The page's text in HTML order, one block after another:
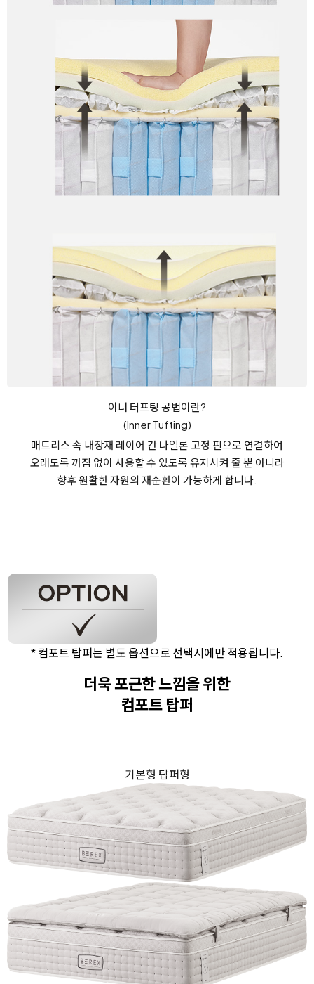
이너 터프팅 공법이란?
(Inner Tufting)
매트리스 속 내장재 레이어 간 나일론 고정 핀으로 연결하여
오래도록 꺼짐 없이 사용할 수 있도록 유지시켜 줄 뿐 아니라
향후 원활한 자원의 재순환이 가능하게 합니다.
* 컴포트 탑퍼는 별도 옵션으로 선택시에만 적용됩니다.
더욱 포근한 느낌을 위한
컴포트 탑퍼
기본형 탑퍼형